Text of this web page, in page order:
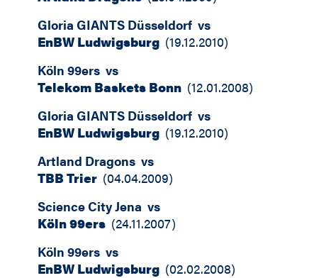
Gloria GIANTS Düsseldorf vs
EnBW Ludwigsburg (19.12.2010)
Köln 99ers vs
Telekom Baskets Bonn (12.01.2008)
Gloria GIANTS Düsseldorf vs
EnBW Ludwigsburg (19.12.2010)
Artland Dragons vs
TBB Trier (04.04.2009)
Science City Jena vs
Köln 99ers (24.11.2007)
Köln 99ers vs
EnBW Ludwigsburg (02.02.2008)